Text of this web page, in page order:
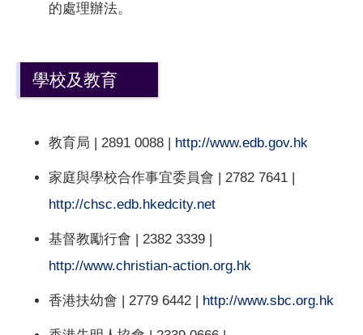
的處理辦法。
學校及教育
教育局 | 2891 0088 | http://www.edb.gov.hk
家庭與學校合作事宜委員會 | 2782 7641 |
http://chsc.edb.hkedcity.net
基督教勵行會 | 2382 3339 |
http://www.christian-action.org.hk
香港扶幼會 | 2779 6442 | http://www.sbc.org.hk